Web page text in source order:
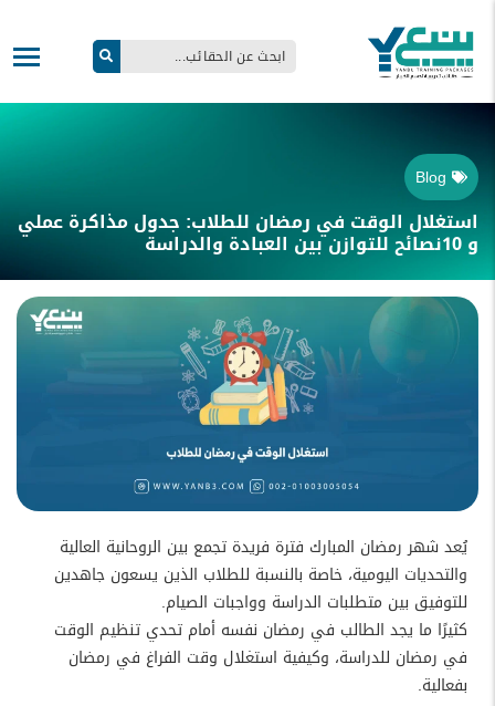
Blog
استغلال الوقت في رمضان للطلاب: جدول مذاكرة عملي
و 10نصائح للتوازن بين العبادة والدراسة
يُعد شهر رمضان المبارك فترة فريدة تجمع بين الروحانية العالية
والتحديات اليومية، خاصة بالنسبة للطلاب الذين يسعون جاهدين
للتوفيق بين متطلبات الدراسة وواجبات الصيام.
كثيرًا ما يجد الطالب في رمضان نفسه أمام تحدي تنظيم الوقت
في رمضان للدراسة، وكيفية استغلال وقت الفراغ في رمضان
بفعالية.